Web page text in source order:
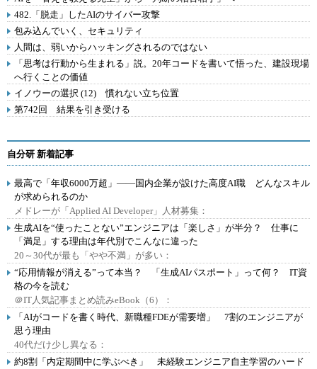
482.「脱走」したAIのサイバー攻撃
包み込んでいく、セキュリティ
人間は、弱いからハッキングされるのではない
「思考は行動から生まれる」説。20年コードを書いて悟った、建設現場
へ行くことの価値
イノウーの選択 (12) 慣れない立ち位置
第742回 結果を引き受ける
自分研 新着記事
最高で「年収6000万超」――国内企業が設けた高度AI職 どんなスキル
が求められるのか
メドレーが「Applied AI Developer」人材募集：
生成AIを“使ったことない”エンジニアは「楽しさ」が半分？ 仕事に
「満足」する理由は年代別でこんなに違った
20～30代が最も「やや不満」が多い：
“応用情報が消える”って本当？ 「生成AIパスポート」って何？ IT資
格の今を読む
＠IT人気記事まとめ読みeBook（6）：
「AIがコードを書く時代、新職種FDEが需要増」 7割のエンジニアが
思う理由
40代だけ少し異なる：
約8割「内定期間中に学ぶべき」 未経験エンジニア自主学習のハード